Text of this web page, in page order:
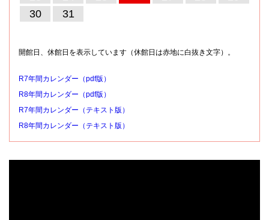
30
31
開館日、休館日を表示しています（休館日は赤地に白抜き文字）。
R7年間カレンダー（pdf版）
R8年間カレンダー（pdf版）
R7年間カレンダー（テキスト版）
R8年間カレンダー（テキスト版）